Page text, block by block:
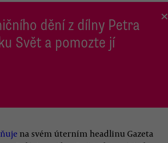
dění z dílny Petra
Svět a pomozte jí
×
na svém úterním headlinu Gazeta